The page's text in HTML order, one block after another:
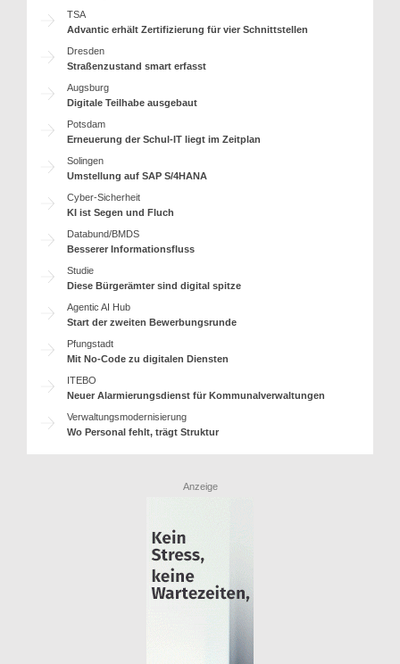
TSA
Advantic erhält Zertifizierung für vier Schnittstellen
Dresden
Straßenzustand smart erfasst
Augsburg
Digitale Teilhabe ausgebaut
Potsdam
Erneuerung der Schul-IT liegt im Zeitplan
Solingen
Umstellung auf SAP S/4HANA
Cyber-Sicherheit
KI ist Segen und Fluch
Databund/BMDS
Besserer Informationsfluss
Studie
Diese Bürgerämter sind digital spitze
Agentic AI Hub
Start der zweiten Bewerbungsrunde
Pfungstadt
Mit No-Code zu digitalen Diensten
ITEBO
Neuer Alarmierungsdienst für Kommunalverwaltungen
Verwaltungsmodernisierung
Wo Personal fehlt, trägt Struktur
Anzeige